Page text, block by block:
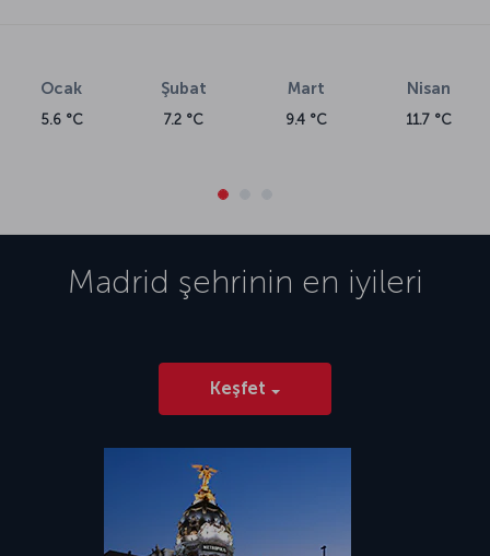
Ocak
5.6 °C
Şubat
7.2 °C
Mart
9.4 °C
Nisan
11.7 °C
Madrid şehrinin en iyileri
Keşfet